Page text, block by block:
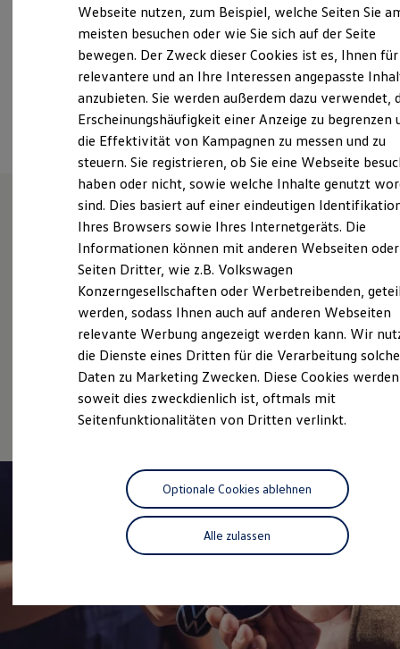
Laden
Laden unterwegs
Laden Zuhause
Ladestationen finden
Ladezeitensimulator
Batterie
Sicherheit
Garantie und Lebensdauer
Nachhaltigkeit
Technologie
Kosten und Kauf
Verbrauchskosten
Kaufoptionen
E-Auto-Förderung
Software und Konnektivität
ID. Software Versionen und Updates
Digitale Extras
Schnittstellen zu Ihrem ID.
Hybridautos
Marke und Erlebnis
Volkswagen R und R Experience
R-Modelle
Driving Experience
Volkswagen entdecken
Lifestyle Shop
T-Roc Kollektion
Golf Kollektion
ID. Kollektion
Volkswagen Kollektion
R-Kollektion
#wedriveproud
Besitzer und Service
service@autohaus-steppan.de
+49 7182 6491
Ansprechpartner
Unsere Leistungenim
Überblick
Gebrauchtwagen
Service
Volkswagen Economy
Service
Webseite nutzen, zum Beispiel, welche Seiten Sie
meisten besuchen oder wie Sie sich auf der Seite
bewegen. Der Zweck dieser Cookies ist es, Ihnen für
relevantere und an Ihre Interessen angepasste
anzubieten. Sie werden außerdem dazu verwendet,
Erscheinungshäufigkeit einer Anzeige zu begrenzen
die Effektivität von Kampagnen zu messen und zu
steuern. Sie registrieren, ob Sie eine Webseite
haben oder nicht, sowie welche Inhalte genutzt
sind. Dies basiert auf einer eindeutigen
Ihres Browsers sowie Ihres Internetgeräts. Die
Informationen können mit anderen Webseiten oder
Seiten Dritter, wie z.B. Volkswagen
Konzerngesellschaften oder Werbetreibenden,
werden, sodass Ihnen auch auf anderen Webseiten
relevante Werbung angezeigt werden kann. Wir
die Dienste eines Dritten für die Verarbeitung
Daten zu Marketing Zwecken. Diese Cookies
soweit dies zweckdienlich ist, oftmals mit
Seitenfunktionalitäten von Dritten verlinkt.
Alle zulassen
Optionale Cookies ablehnen